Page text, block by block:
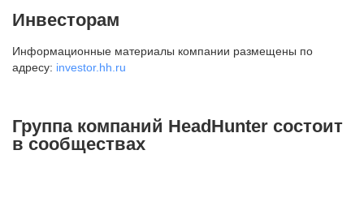
внутригородская территория
Муниципальный округ Тверской,
2-я Брестская ул., д. 48,
+7 495 980-64-27
Инвесторам
Информационные материалы компании размещены по
адресу: investor.hh.ru
Группа компаний HeadHunter состоит
в сообществах